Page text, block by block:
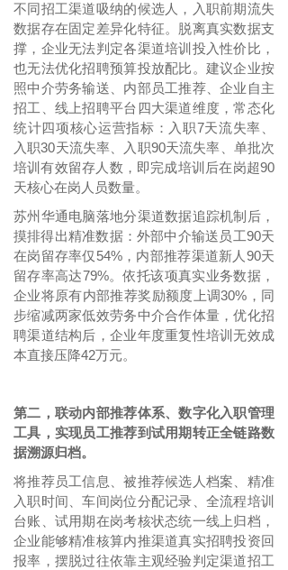
不同招工渠道吸纳的候选人，入职前期流失
数据存在固定差异化特征。脱离真实数据支
撑，企业无法判定各渠道培训投入性价比，
也无法优化招聘预算投放配比。建议企业按
照中介劳务输送、内部员工推荐、企业自主
招工、线上招聘平台四大渠道维度，常态化
统计四项核心运营指标：入职7天流失率、
入职30天流失率、入职90天流失率、单批次
培训有效留存人数，即完成培训后在岗超90
天核心在岗人员数量。
苏州华通电脑落地分渠道数据追踪机制后，
摸排得出精准数据：外部中介输送员工90天
在岗留存率仅54%，内部推荐渠道新人90天
留存率高达79%。依托该项真实业务数据，
企业将原有内部推荐奖励额度上调30%，同
步缩减两家低效劳务中介合作体量，优化招
聘渠道结构后，企业年度重复性培训无效成
本直接压降42万元。
第二， 联动内部推荐体系、数字化入职管理
工具，实现员工推荐到试用期转正全链路数
据溯源归档。
将推荐员工信息、被推荐候选人档案、精准
入职时间、车间岗位分配记录、全流程培训
台账、试用期在岗考核状态统一线上归档，
企业能够精准核算内推渠道真实招聘投资回
报率，摆脱过往依靠主观经验判定渠道招工